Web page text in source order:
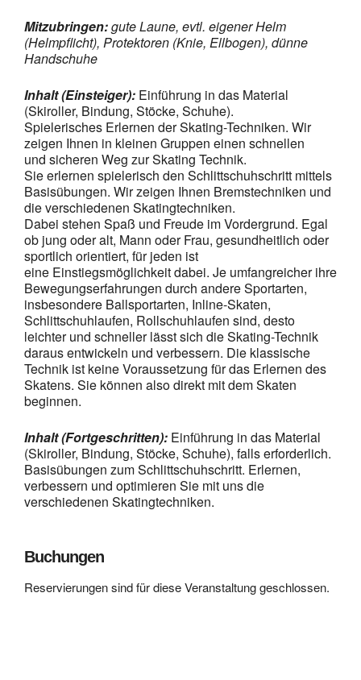
Mitzubringen:gute Laune, evtl. eigener Helm
(Helmpflicht), Protektoren (Knie, Ellbogen), dünne
Handschuhe
Inhalt (Einsteiger): Einführung in das Material
(Skiroller, Bindung, Stöcke, Schuhe).
Spielerisches Erlernen der Skating-Techniken. Wir
zeigen Ihnen in kleinen Gruppen einen schnellen
und sicheren Weg zur Skating Technik.
Sie erlernen spielerisch den Schlittschuhschritt mittels
Basisübungen. Wir zeigen Ihnen Bremstechniken und
die verschiedenen Skatingtechniken.
Dabei stehen Spaß und Freude im Vordergrund. Egal
ob jung oder alt, Mann oder Frau, gesundheitlich oder
sportlich orientiert, für jeden ist
eine Einstiegsmöglichkeit dabei. Je umfangreicher ihre
Bewegungserfahrungen durch andere Sportarten,
insbesondere Ballsportarten, Inline-Skaten,
Schlittschuhlaufen, Rollschuhlaufen sind, desto
leichter und schneller lässt sich die Skating-Technik
daraus entwickeln und verbessern. Die klassische
Technik ist keine Voraussetzung für das Erlernen des
Skatens. Sie können also direkt mit dem Skaten
beginnen.
Inhalt (Fortgeschritten): Einführung in das Material
(Skiroller, Bindung, Stöcke, Schuhe), falls erforderlich.
Basisübungen zum Schlittschuhschritt. Erlernen,
verbessern und optimieren Sie mit uns die
verschiedenen Skatingtechniken.
Buchungen
Reservierungen sind für diese Veranstaltung geschlossen.